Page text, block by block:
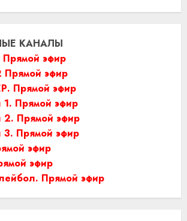
КАНАЛЫ
эфир
эфир
Прямой эфир
Прямой эфир
Прямой эфир
Прямой эфир
эфир
эфир
Прямой эфир